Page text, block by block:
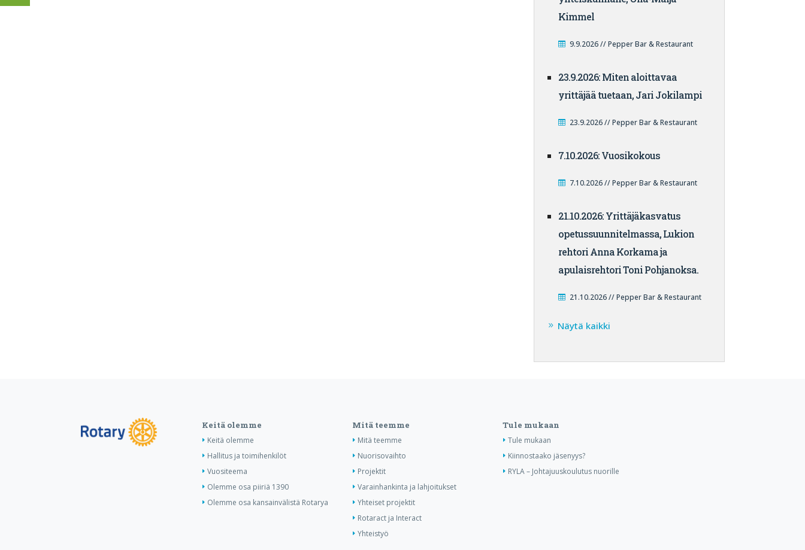
Kimmel
9.9.2026 // Pepper Bar & Restaurant
23.9.2026: Miten aloittavaa
yrittäjää tuetaan, Jari Jokilampi
23.9.2026 // Pepper Bar & Restaurant
7.10.2026: Vuosikokous
7.10.2026 // Pepper Bar & Restaurant
21.10.2026: Yrittäjäkasvatus
opetussuunnitelmassa, Lukion
rehtori Anna Korkama ja
apulaisrehtori Toni Pohjanoksa.
21.10.2026 // Pepper Bar & Restaurant
Näytä kaikki
Keitä olemme
Keitä olemme
Hallitus ja toimihenkilöt
Vuositeema
Olemme osa piiriä 1390
Olemme osa kansainvälistä Rotarya
Mitä teemme
Mitä teemme
Nuorisovaihto
Projektit
Varainhankinta ja lahjoitukset
Yhteiset projektit
Rotaract ja Interact
Yhteistyö
Tule mukaan
Tule mukaan
Kiinnostaako jäsenyys?
RYLA – Johtajuuskoulutus nuorille